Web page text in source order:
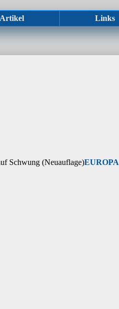
Artikel Links
Schwung (Neuauflage)EUROPA